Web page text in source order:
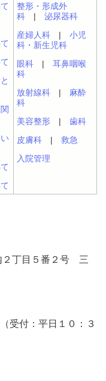
整形・形成外
科 | 泌尿器科
産婦人科 | 小児
科・新生児科
眼科 | 耳鼻咽喉
科
放射線科 | 麻酔
科
美容整形 | 歯科
皮膚科 | 救急
入院管理
２丁目５番２号 三
（受付：平日１０：３